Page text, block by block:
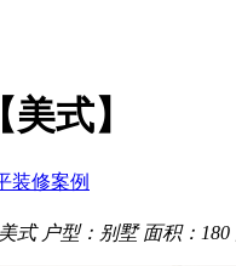
【美式】
装修案例
式 户型：别墅 面积：180